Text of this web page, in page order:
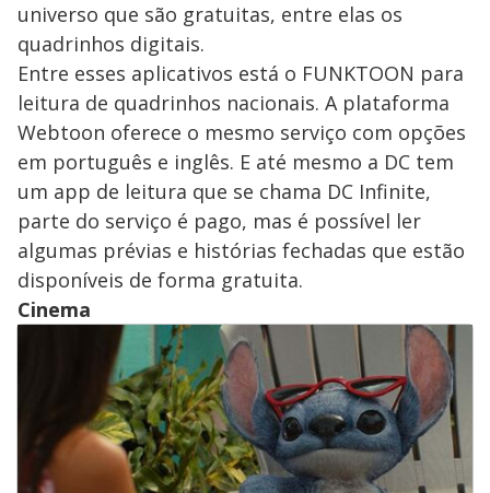
universo que são gratuitas, entre elas os
quadrinhos digitais.
Entre esses aplicativos está o FUNKTOON para
leitura de quadrinhos nacionais. A plataforma
Webtoon oferece o mesmo serviço com opções
em português e inglês. E até mesmo a DC tem
um app de leitura que se chama DC Infinite,
parte do serviço é pago, mas é possível ler
algumas prévias e histórias fechadas que estão
disponíveis de forma gratuita.
Cinema